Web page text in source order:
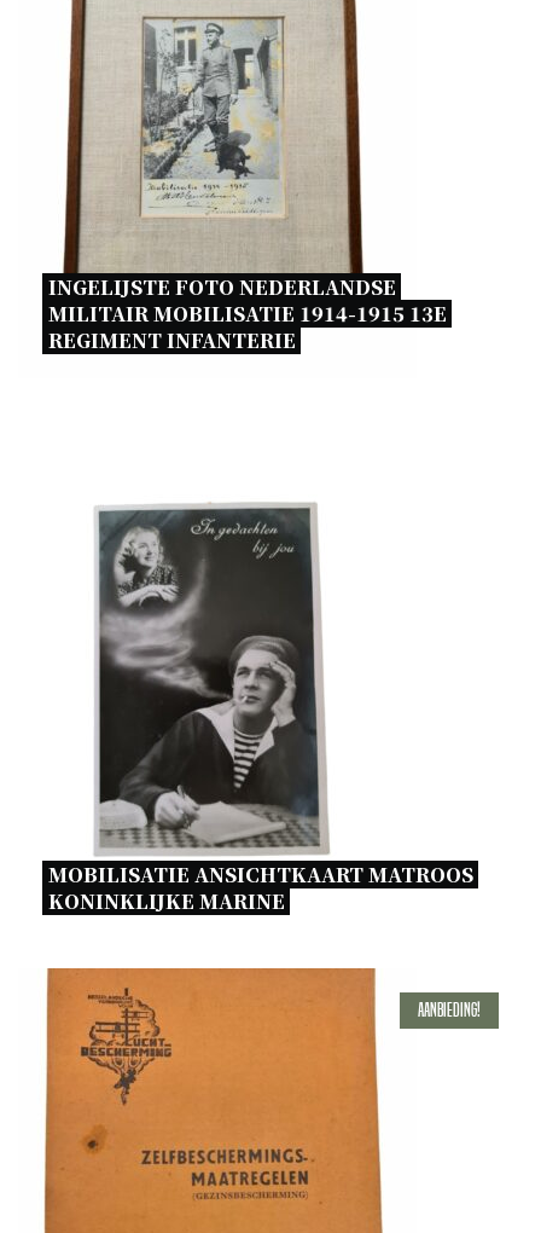
INGELIJSTE FOTO NEDERLANDSE
MILITAIR MOBILISATIE 1914-1915 13E
REGIMENT INFANTERIE
MOBILISATIE ANSICHTKAART MATROOS
KONINKLIJKE MARINE
Aanbieding!